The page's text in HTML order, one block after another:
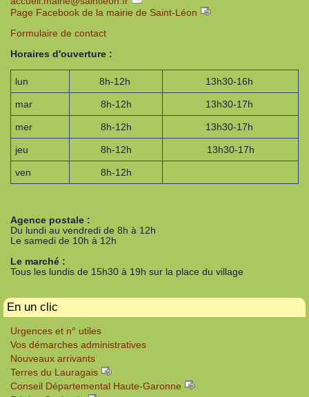
Page Facebook de la mairie de Saint-Léon
Formulaire de contact
Horaires d'ouverture :
lun 8h-12h 13h30-16h
mar 8h-12h 13h30-17h
mer 8h-12h 13h30-17h
jeu 8h-12h 13h30-17h
ven 8h-12h
Agence postale :
Du lundi au vendredi de 8h à 12h
Le samedi de 10h à 12h
Le marché :
Tous les lundis de 15h30 à 19h sur la place du village
En un clic
Urgences et n° utiles
Vos démarches administratives
Nouveaux arrivants
Terres du Lauragais
Conseil Départemental Haute-Garonne